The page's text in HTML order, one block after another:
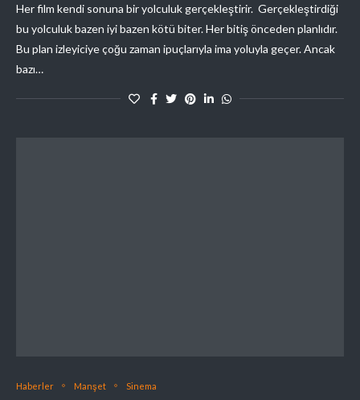
Her film kendi sonuna bir yolculuk gerçekleştirir. Gerçekleştirdiği
bu yolculuk bazen iyi bazen kötü biter. Her bitiş önceden planlıdır.
Bu plan izleyiciye çoğu zaman ipuçlarıyla ima yoluyla geçer. Ancak
bazı…
Haberler Manşet Sinema